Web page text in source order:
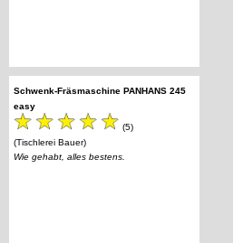
Schwenk-Fräsmaschine PANHANS 245
easy
(5)
(Tischlerei Bauer)
Wie gehabt, alles bestens.